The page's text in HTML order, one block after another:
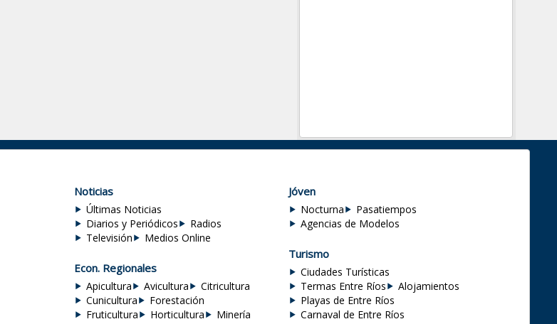
Noticias
Últimas Noticias
Diarios y Periódicos
Radios
Televisión
Medios Online
Econ. Regionales
Apicultura Avicultura
Citricultura
Cunicultura
Forestación
Fruticultura
Horticultura
Minería
Jóven
Nocturna
Pasatiempos
Agencias de Modelos
Turismo
Ciudades Turísticas
Termas Entre Ríos
Alojamientos
Playas de Entre Ríos
Carnaval de Entre Ríos